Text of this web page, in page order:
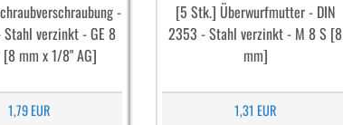
-
verzinkt - GE 8
[8 mm x 1/8" AG]
1,79 EUR
[5 Stk.] Überwurfmutter - DIN
2353 - Stahl verzinkt - M 8 S [8
mm]
1,31 EUR